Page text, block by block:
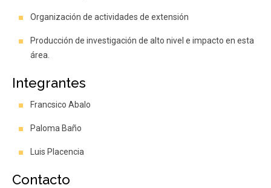
Organización de actividades de extensión
Producción de investigación de alto nivel e impacto en esta
área.
Integrantes
Francsico Abalo
Paloma Baño
Luis Placencia
Contacto